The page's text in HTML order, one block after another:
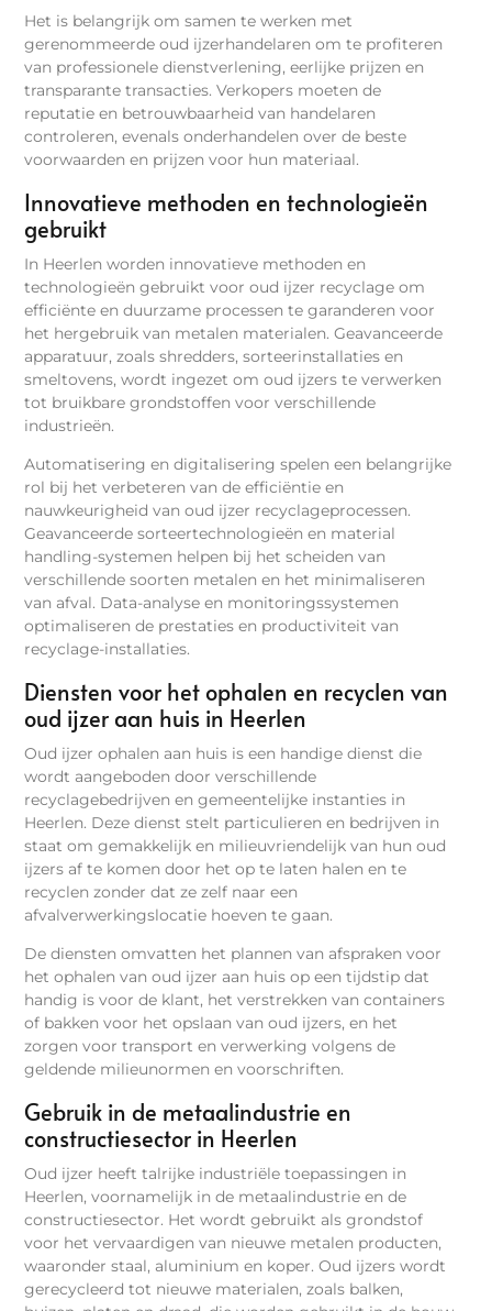
Het is belangrijk om samen te werken met
gerenommeerde oud ijzerhandelaren om te profiteren
van professionele dienstverlening, eerlijke prijzen en
transparante transacties. Verkopers moeten de
reputatie en betrouwbaarheid van handelaren
controleren, evenals onderhandelen over de beste
voorwaarden en prijzen voor hun materiaal.
Innovatieve methoden en technologieën
gebruikt
In Heerlen worden innovatieve methoden en
technologieën gebruikt voor oud ijzer recyclage om
efficiënte en duurzame processen te garanderen voor
het hergebruik van metalen materialen. Geavanceerde
apparatuur, zoals shredders, sorteerinstallaties en
smeltovens, wordt ingezet om oud ijzers te verwerken
tot bruikbare grondstoffen voor verschillende
industrieën.
Automatisering en digitalisering spelen een belangrijke
rol bij het verbeteren van de efficiëntie en
nauwkeurigheid van oud ijzer recyclageprocessen.
Geavanceerde sorteertechnologieën en material
handling-systemen helpen bij het scheiden van
verschillende soorten metalen en het minimaliseren
van afval. Data-analyse en monitoringssystemen
optimaliseren de prestaties en productiviteit van
recyclage-installaties.
Diensten voor het ophalen en recyclen van
oud ijzer aan huis in Heerlen
Oud ijzer ophalen aan huis is een handige dienst die
wordt aangeboden door verschillende
recyclagebedrijven en gemeentelijke instanties in
Heerlen. Deze dienst stelt particulieren en bedrijven in
staat om gemakkelijk en milieuvriendelijk van hun oud
ijzers af te komen door het op te laten halen en te
recyclen zonder dat ze zelf naar een
afvalverwerkingslocatie hoeven te gaan.
De diensten omvatten het plannen van afspraken voor
het ophalen van oud ijzer aan huis op een tijdstip dat
handig is voor de klant, het verstrekken van containers
of bakken voor het opslaan van oud ijzers, en het
zorgen voor transport en verwerking volgens de
geldende milieunormen en voorschriften.
Gebruik in de metaalindustrie en
constructiesector in Heerlen
Oud ijzer heeft talrijke industriële toepassingen in
Heerlen, voornamelijk in de metaalindustrie en de
constructiesector. Het wordt gebruikt als grondstof
voor het vervaardigen van nieuwe metalen producten,
waaronder staal, aluminium en koper. Oud ijzers wordt
gerecycleerd tot nieuwe materialen, zoals balken,